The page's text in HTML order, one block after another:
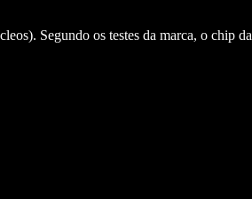
Segundo os testes da marca, o chip da